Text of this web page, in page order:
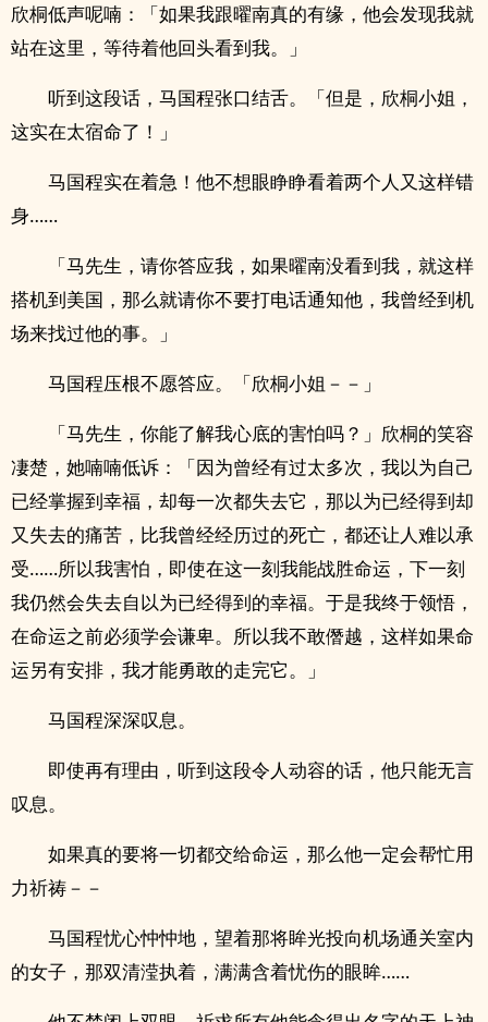
欣桐低声呢喃：「如果我跟曜南真的有缘，他会发现我就
站在这里，等待着他回头看到我。」
听到这段话，马国程张口结舌。「但是，欣桐小姐，
这实在太宿命了！」
马国程实在着急！他不想眼睁睁看着两个人又这样错
身……
「马先生，请你答应我，如果曜南没看到我，就这样
搭机到美国，那么就请你不要打电话通知他，我曾经到机
场来找过他的事。」
马国程压根不愿答应。「欣桐小姐－－」
「马先生，你能了解我心底的害怕吗？」欣桐的笑容
凄楚，她喃喃低诉：「因为曾经有过太多次，我以为自己
已经掌握到幸福，却每一次都失去它，那以为已经得到却
又失去的痛苦，比我曾经经历过的死亡，都还让人难以承
受……所以我害怕，即使在这一刻我能战胜命运，下一刻
我仍然会失去自以为已经得到的幸福。于是我终于领悟，
在命运之前必须学会谦卑。所以我不敢僭越，这样如果命
运另有安排，我才能勇敢的走完它。」
马国程深深叹息。
即使再有理由，听到这段令人动容的话，他只能无言
叹息。
如果真的要将一切都交给命运，那么他一定会帮忙用
力祈祷－－
马国程忧心忡忡地，望着那将眸光投向机场通关室内
的女子，那双清滢执着，满满含着忧伤的眼眸……